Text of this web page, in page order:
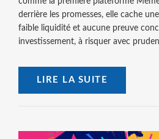
derrière les promesses, elle cache
faible liquidité et aucune preuve
investissement, à risquer avec
LIRE LA SUITE